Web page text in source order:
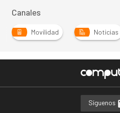
Canales
Movilidad Noticias
Síguenos